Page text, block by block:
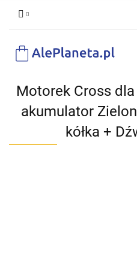
Motorek Cross
akumulator
kółka +